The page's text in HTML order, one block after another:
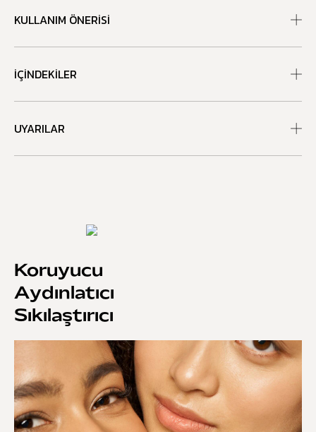
KULLANIM ÖNERISI
İÇINDEKILER
UYARILAR
Koruyucu
Aydınlatıcı
Sıkılaştırıcı